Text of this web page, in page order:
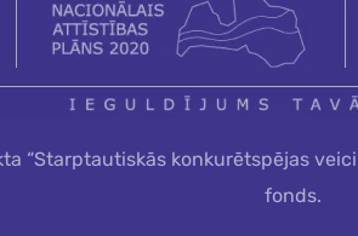
“Starptautiskās konkurētspējas
fonds.